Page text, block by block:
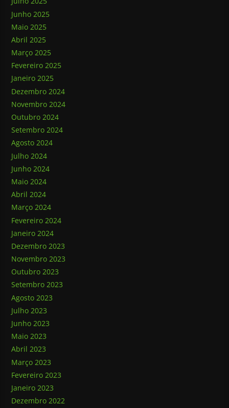
Junho 2025
Maio 2025
Abril 2025
Março 2025
Fevereiro 2025
Janeiro 2025
Dezembro 2024
Novembro 2024
Outubro 2024
Setembro 2024
Agosto 2024
Julho 2024
Junho 2024
Maio 2024
Abril 2024
Março 2024
Fevereiro 2024
Janeiro 2024
Dezembro 2023
Novembro 2023
Outubro 2023
Setembro 2023
Agosto 2023
Julho 2023
Junho 2023
Maio 2023
Abril 2023
Março 2023
Fevereiro 2023
Janeiro 2023
Dezembro 2022